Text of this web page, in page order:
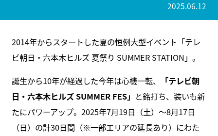
2025.06.12
2014年からスタートした夏の恒例大型イベント「テレ
ビ朝日・六本木ヒルズ 夏祭り SUMMER STATION」。
誕生から10年が経過した今年は心機一転、
「テレビ朝
日・六本木ヒルズ SUMMER FES」 と銘打ち、装いも新
たにパワーアップ。2025年7月19日（土）～8月17日
（日）の計30日間（※一部エリアの延長あり）にわた